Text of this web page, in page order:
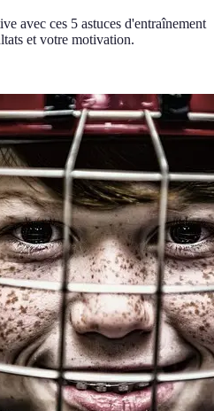
avec ces 5 astuces d'entraînement
et votre motivation.